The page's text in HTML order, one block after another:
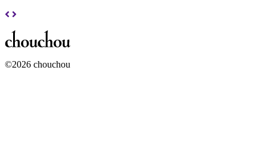
©2026 chouchou